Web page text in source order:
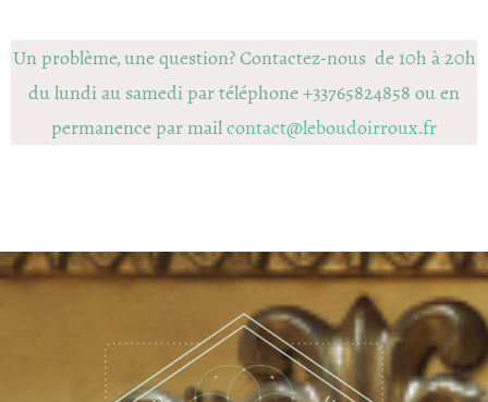
Un problème, une question? Contactez-nous de 10h à 20h
du lundi au samedi par téléphone +33765824858 ou en
permanence par mailcontact@leboudoirroux.fr